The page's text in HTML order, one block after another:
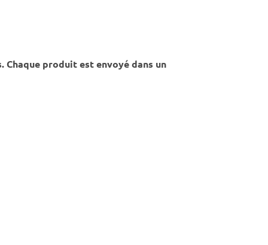
Chaque produit est envoyé dans un